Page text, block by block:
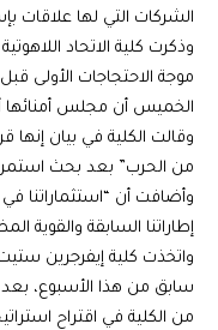
الشركات التي لها علاقات
وذكرت كلية الاتحاد
موجة الاحتجاجات الأولى
الخميس أن مجلس أمنائها
وقالت الكلية في بيان
من الحرب” بعد بحث
وأضافت أن “استثماراتنا
إطاراتنا السابقة والقوية
واتخذت كلية إيفرجرين
سابق من هذا الأسبوع،
من الكلية في اقتراح